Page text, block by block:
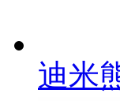
迪米